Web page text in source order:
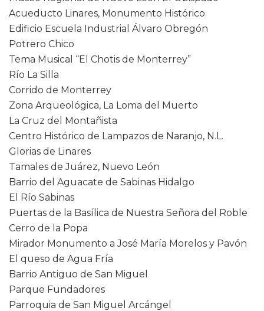
Acueducto Linares, Monumento Histórico
Edificio Escuela Industrial Álvaro Obregón
Potrero Chico
Tema Musical “El Chotis de Monterrey”
Río La Silla
Corrido de Monterrey
Zona Arqueológica, La Loma del Muerto
La Cruz del Montañista
Centro Histórico de Lampazos de Naranjo, N.L.
Glorias de Linares
Tamales de Juárez, Nuevo León
Barrio del Aguacate de Sabinas Hidalgo
El Río Sabinas
Puertas de la Basílica de Nuestra Señora del Roble
Cerro de la Popa
Mirador Monumento a José María Morelos y Pavón
El queso de Agua Fría
Barrio Antiguo de San Miguel
Parque Fundadores
Parroquia de San Miguel Arcángel